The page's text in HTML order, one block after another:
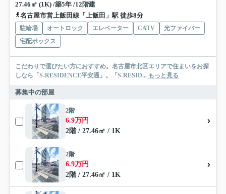
27.46㎡ (1K) /築5年 /12階建
名古屋市営上飯田線「上飯田」駅 徒歩8分
駐輪場 オートロック エレベーター CATV
光ファイバー
宅配ボックス
こだわりで選びたい方におすすめ。名古屋市北区エリアで住まいをお探
しなら「S-RESIDENCE平安通」。「S-RESID... もっと見る
募集中の部屋
2階
6.9万円
2階 / 27.46㎡ / 1K
2階
6.9万円
2階 / 27.46㎡ / 1K